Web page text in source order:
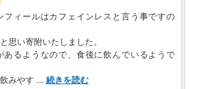
フィールはカフェインレスと言う事ですの
思い寄附いたしました。
あるようなので、食後に飲んでいるようで
みやす ... 続きを読む